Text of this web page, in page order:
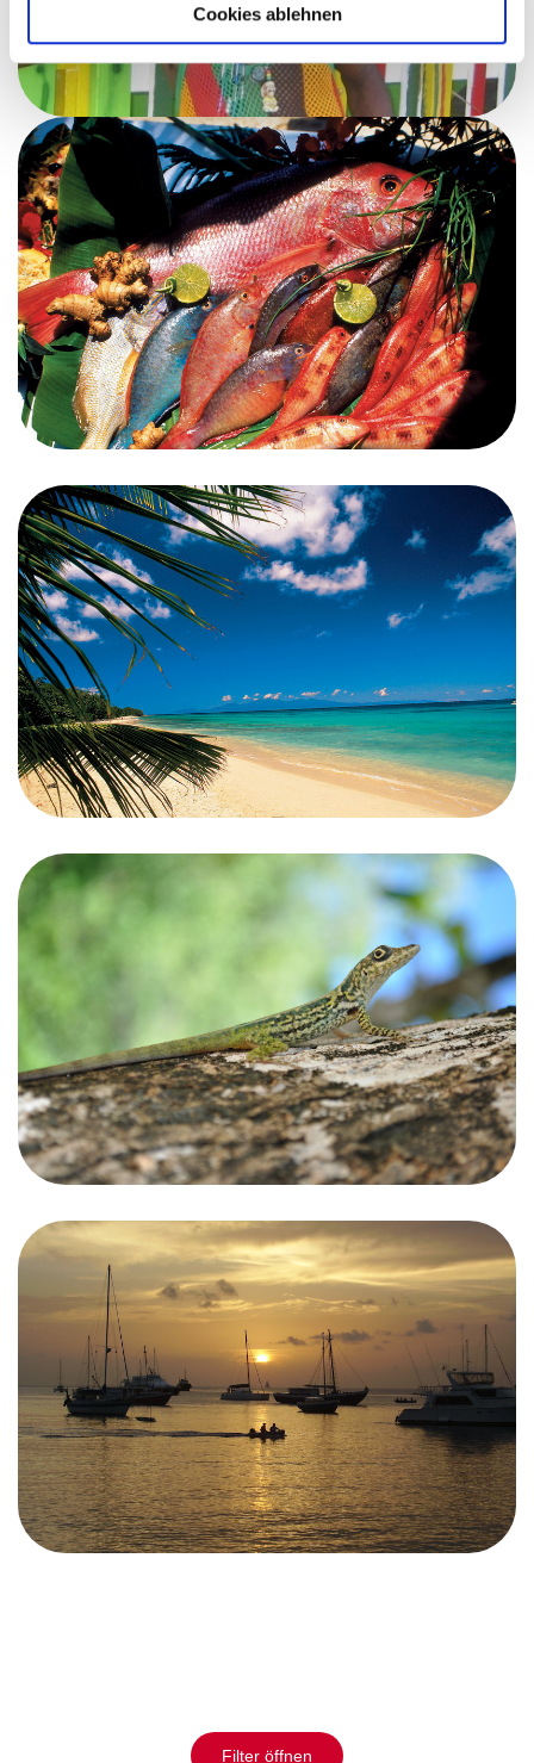
Cookies ablehnen
Filter öffnen